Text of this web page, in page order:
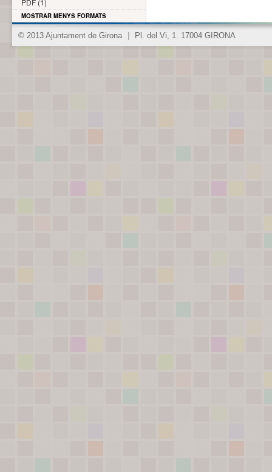
PDF (1)
MOSTRAR MENYS FORMATS
© 2013 Ajuntament de Girona Pl. del Vi, 1. 17004 GIRONA